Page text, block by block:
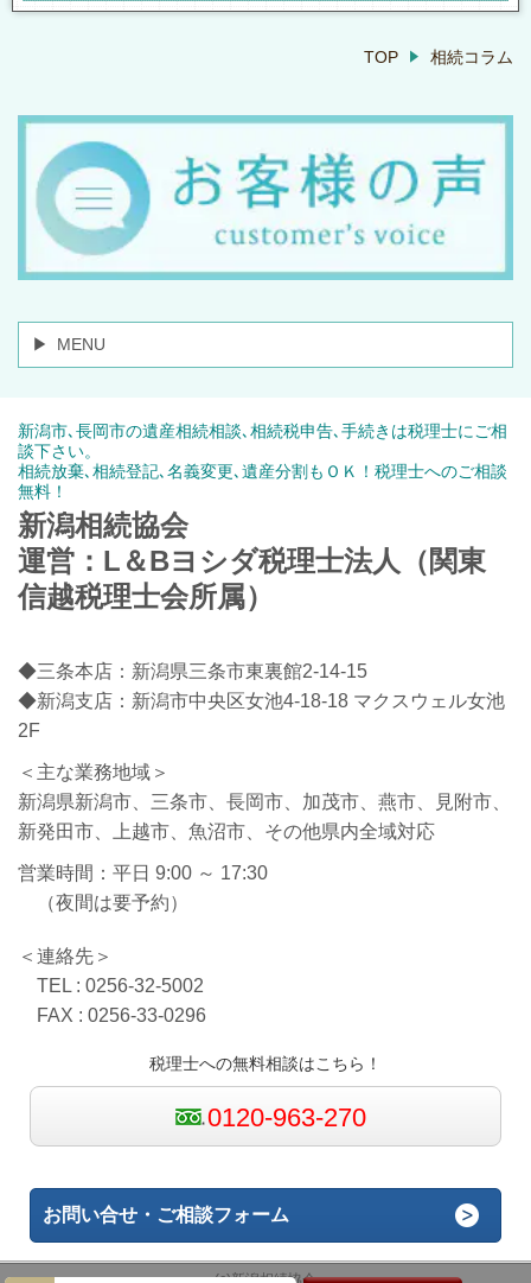
TOP 相続コラム
MENU
新潟市､長岡市の遺産相続相談､相続税申告､手続きは税理士にご相
談下さい。
相続放棄､相続登記､名義変更､遺産分割もＯＫ！税理士へのご相談
無料！
新潟相続協会
運営：L＆Bヨシダ税理士法人（関東
信越税理士会所属）
◆三条本店：新潟県三条市東裏館2-14-15
◆新潟支店：新潟市中央区女池4-18-18 マクスウェル女池
2F
＜主な業務地域＞
新潟県新潟市、三条市、長岡市、加茂市、燕市、見附市、
新発田市、上越市、魚沼市、その他県内全域対応
営業時間：平日 9:00 ～ 17:30
（夜間は要予約）
＜連絡先＞
TEL : 0256-32-5002
FAX : 0256-33-0296
税理士への無料相談はこちら！
0120-963-270
お問い合せ・ご相談フォーム
(c)新潟相続協会